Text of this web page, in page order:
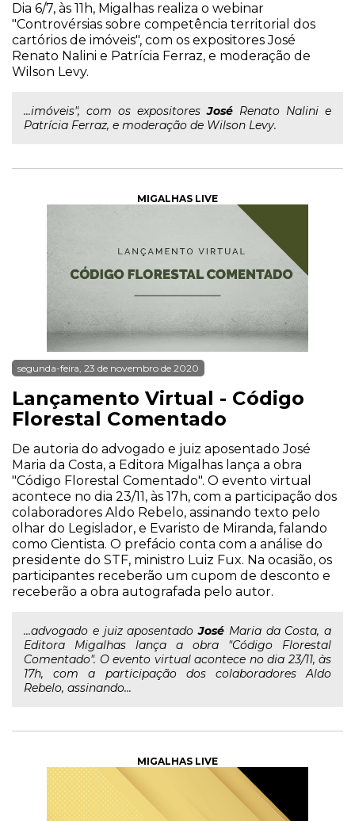
Dia 6/7, às 11h, Migalhas realiza o webinar
"Controvérsias sobre competência territorial dos
cartórios de imóveis", com os expositores José
Renato Nalini e Patrícia Ferraz, e moderação de
Wilson Levy.
...imóveis", com os expositoresJosé Renato Nalini e
Patrícia Ferraz, e moderação de Wilson Levy.
MIGALHAS LIVE
segunda-feira, 23 de novembro de 2020
Lançamento Virtual - Código
Florestal Comentado
De autoria do advogado e juiz aposentado José
Maria da Costa, a Editora Migalhas lança a obra
"Código Florestal Comentado". O evento virtual
acontece no dia 23/11, às 17h, com a participação dos
colaboradores Aldo Rebelo, assinando texto pelo
olhar do Legislador, e Evaristo de Miranda, falando
como Cientista. O prefácio conta com a análise do
presidente do STF, ministro Luiz Fux. Na ocasião, os
participantes receberão um cupom de desconto e
receberão a obra autografada pelo autor.
...advogado e juiz aposentadoJosé Maria da Costa, a
Editora Migalhas lança a obra "Código Florestal
Comentado". O evento virtual acontece no dia 23/11, às
17h, com a participação dos colaboradores Aldo
Rebelo, assinando...
MIGALHAS LIVE